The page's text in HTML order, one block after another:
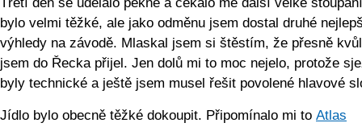
bylo velmi těžké, ale jako odměnu jsem dostal druhé
výhledy na závodě. Mlaskal jsem si štěstím, že přesně
jsem do Řecka přijel. Jen dolů mi to moc nejelo, protože
byly technické a ještě jsem musel řešit povolené hlavové
Jídlo bylo obecně těžké dokoupit. Připomínalo mi to Atlas